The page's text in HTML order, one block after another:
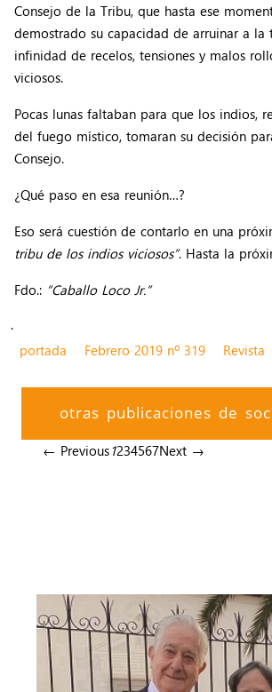
Consejo de la Tribu, que hasta ese
demostrado su capacidad de arruinar a la
infinidad de recelos, tensiones y malos
viciosos.
Pocas lunas faltaban para que los indios,
del fuego místico, tomaran su decisión
Consejo.
¿Qué paso en esa reunión…?
Eso será cuestión de contarlo en una
tribu de los indios viciosos”. Hasta la
Fdo.: “Caballo Loco Jr.”
.
portada
Febrero 2019 nº 319 Revista
otras publicaciones de
← Previous1234567Next →